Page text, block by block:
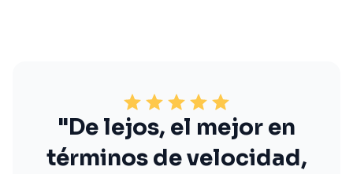
"De lejos, el mejor en
términos de velocidad,